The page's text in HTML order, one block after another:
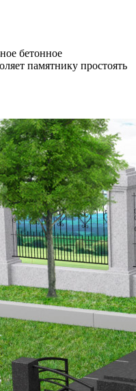
бетонное
памятнику простоять